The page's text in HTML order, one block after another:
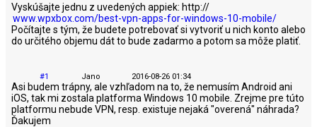
Vyskúšajte jednu z uvedených appiek: http://
www.wpxbox.com/best-vpn-apps-for-windows-10-mobile/
Počítajte s tým, že budete potrebovať si vytvoriť u nich konto alebo
do určitého objemu dát to bude zadarmo a potom sa môže platiť.
#1 Jano 2016-08-26 01:34
Asi budem trápny, ale vzhľadom na to, že nemusím Android ani
iOS, tak mi zostala platforma Windows 10 mobile. Zrejme pre túto
platformu nebude VPN, resp. existuje nejaká "overená" náhrada?
Ďakujem